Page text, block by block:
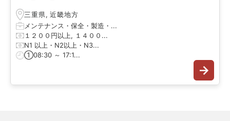
三重県, 近畿地方
メンテナンス・保全・製造・...
１２００円以上, １４００...
N1 以上・N2以上・N3...
①08:30 ～ 17:1...